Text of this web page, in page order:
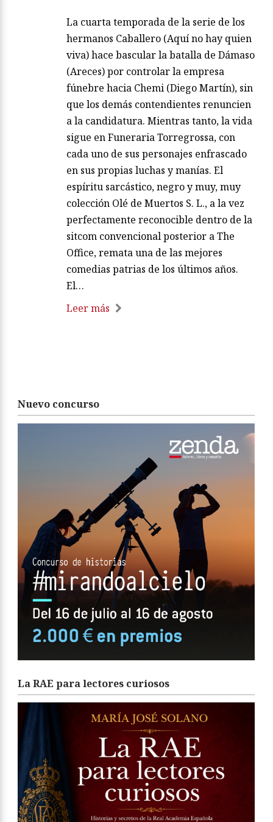
La cuarta temporada de la serie de los
hermanos Caballero (Aquí no hay quien
viva) hace bascular la batalla de Dámaso
(Areces) por controlar la empresa
fúnebre hacia Chemi (Diego Martín), sin
que los demás contendientes renuncien
a la candidatura. Mientras tanto, la vida
sigue en Funeraria Torregrossa, con
cada uno de sus personajes enfrascado
en sus propias luchas y manías. El
espíritu sarcástico, negro y muy, muy
colección Olé de Muertos S. L., a la vez
perfectamente reconocible dentro de la
sitcom convencional posterior a The
Office, remata una de las mejores
comedias patrias de los últimos años.
El…
Leer más
Nuevo concurso
La RAE para lectores curiosos